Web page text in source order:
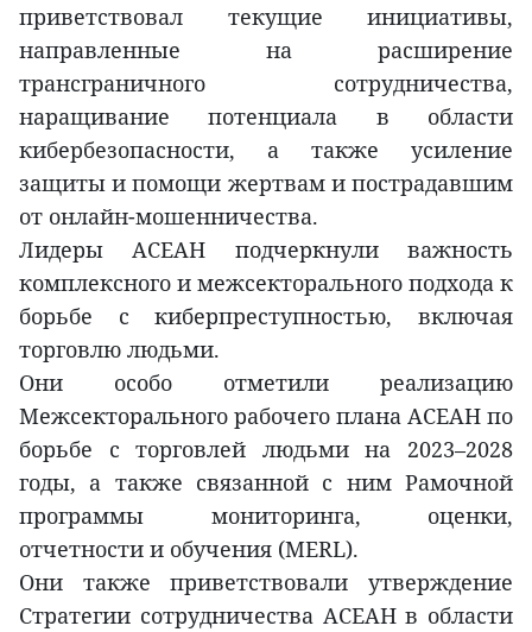
приветствовал текущие инициативы,
направленные на расширение
трансграничного сотрудничества,
наращивание потенциала в области
кибербезопасности, а также усиление
защиты и помощи жертвам и пострадавшим
от онлайн-мошенничества.
Лидеры АСЕАН подчеркнули важность
комплексного и межсекторального подхода к
борьбе с киберпреступностью, включая
торговлю людьми.
Они особо отметили реализацию
Межсекторального рабочего плана АСЕАН по
борьбе с торговлей людьми на 2023–2028
годы, а также связанной с ним Рамочной
программы мониторинга, оценки,
отчетности и обучения (MERL).
Они также приветствовали утверждение
Стратегии сотрудничества АСЕАН в области